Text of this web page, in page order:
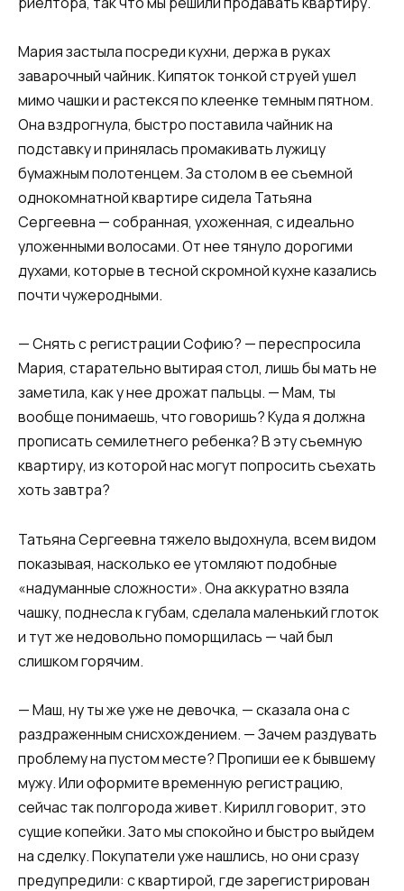
Мария застыла посреди кухни, держа в руках
заварочный чайник. Кипяток тонкой струей ушел
мимо чашки и растекся по клеенке темным пятном.
Она вздрогнула, быстро поставила чайник на
подставку и принялась промакивать лужицу
бумажным полотенцем. За столом в ее съемной
однокомнатной квартире сидела Татьяна
Сергеевна — собранная, ухоженная, с идеально
уложенными волосами. От нее тянуло дорогими
духами, которые в тесной скромной кухне казались
почти чужеродными.
— Снять с регистрации Софию? — переспросила
Мария, старательно вытирая стол, лишь бы мать не
заметила, как у нее дрожат пальцы. — Мам, ты
вообще понимаешь, что говоришь? Куда я должна
прописать семилетнего ребенка? В эту съемную
квартиру, из которой нас могут попросить съехать
хоть завтра?
Татьяна Сергеевна тяжело выдохнула, всем видом
показывая, насколько ее утомляют подобные
«надуманные сложности». Она аккуратно взяла
чашку, поднесла к губам, сделала маленький глоток
и тут же недовольно поморщилась — чай был
слишком горячим.
— Маш, ну ты же уже не девочка, — сказала она с
раздраженным снисхождением. — Зачем раздувать
проблему на пустом месте? Пропиши ее к бывшему
мужу. Или оформите временную регистрацию,
сейчас так полгорода живет. Кирилл говорит, это
сущие копейки. Зато мы спокойно и быстро выйдем
на сделку. Покупатели уже нашлись, но они сразу
предупредили: с квартирой, где зарегистрирован